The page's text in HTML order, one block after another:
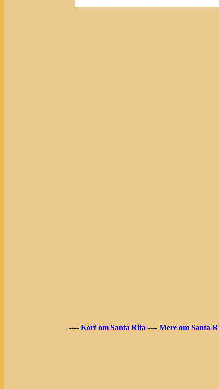
---- Kort om Santa Rita ---- Mere om Santa